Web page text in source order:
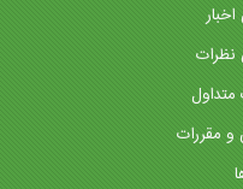
نظرات
و مقررات